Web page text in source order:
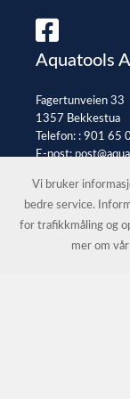
Aquatools
Fagertunveien 33
1357 Bekkestua
Telefon: : 901 65
E-post:
©
Vi bruker
bedre service.
for trafikkmåling og
mer om